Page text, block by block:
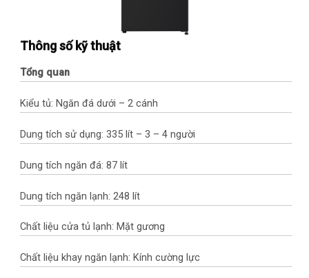
Thông số kỹ thuật
Tổng quan
Kiểu tủ: Ngăn đá dưới – 2 cánh
Dung tích sử dụng: 335 lít – 3 – 4 người
Dung tích ngăn đá: 87 lít
Dung tích ngăn lạnh: 248 lít
Chất liệu cửa tủ lạnh: Mặt gương
Chất liệu khay ngăn lạnh: Kính cường lực